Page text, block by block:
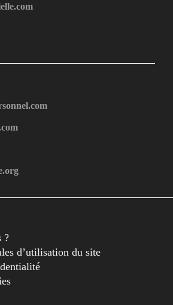
?
d’utilisation du site